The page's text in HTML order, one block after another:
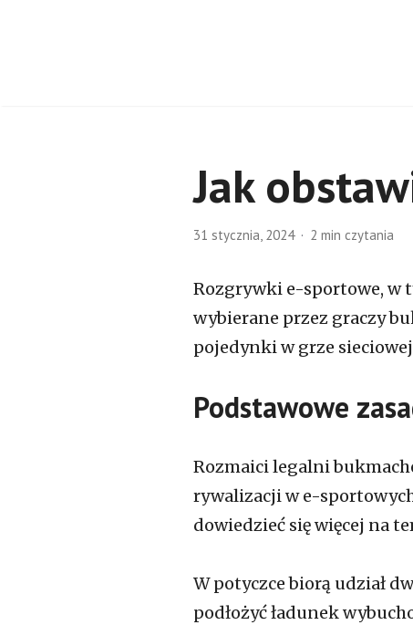
Jak
31 stycznia, 2024 2 min czytania
Rozgrywki e-sportowe, w
wybierane przez graczy
pojedynki w grze sieciowej
Podstawowe
Rozmaici legalni
rywalizacji w e-sportowych
dowiedzieć się więcej na
W potyczce biorą udział
podłożyć ładunek